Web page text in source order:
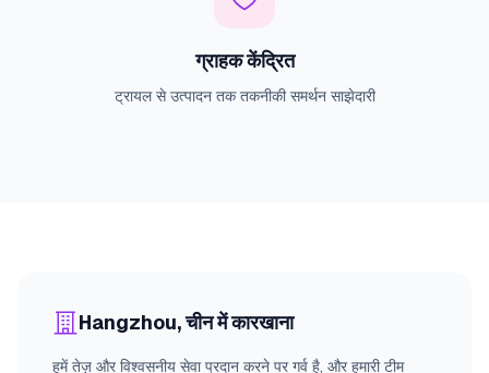
ग्राहक केंद्रित
ट्रायल से उत्पादन तक तकनीकी समर्थन साझेदारी
Hangzhou, चीन में कारखाना
हमें तेज़ और विश्वसनीय सेवा प्रदान करने पर गर्व है, और हमारी टीम